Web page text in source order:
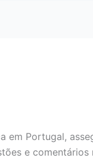
em Portugal,
e comentários